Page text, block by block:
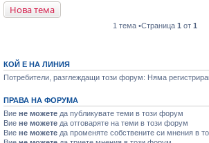
Нова тема
1 тема •Страница 1 от 1
КОЙ Е НА ЛИНИЯ
Потребители, разглеждащи този форум: Няма
ПРАВА НА ФОРУМА
Вие не можете да публикувате теми в този форум
Вие не можете да отговаряте на теми в този форум
Вие не можете да променяте собствените си мнения в